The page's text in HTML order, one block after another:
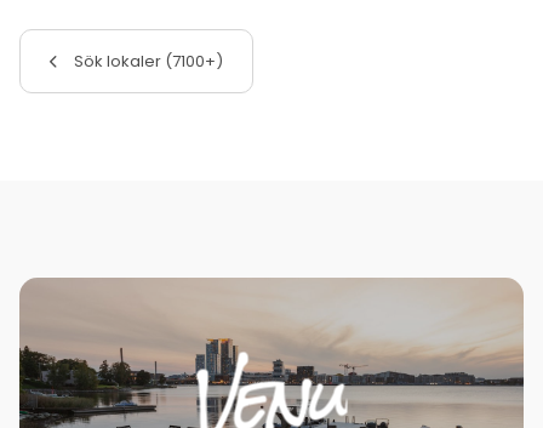
Sök lokaler (7100+)